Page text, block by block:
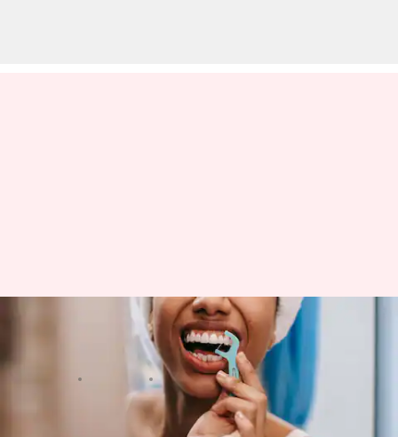
क्या आपके मसूड़े से खून निकलता
है? जानिए इसके 5 कारण
Jul 06, 2026 05:59 pm